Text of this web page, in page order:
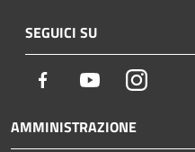
SEGUICI SU
Facebook Youtube
AMMINISTRAZIONE